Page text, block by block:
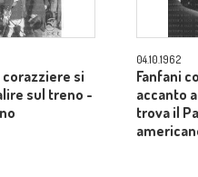
corazziere si
sul treno -
04.10.1962
Fanfani
accanto
trova il